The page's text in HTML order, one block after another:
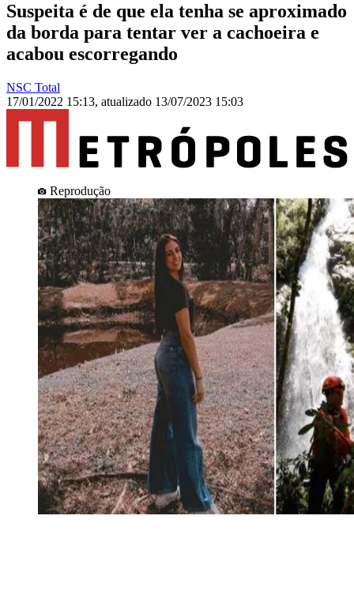
Suspeita é de que ela tenha se aproximado
da borda para tentar ver a cachoeira e
acabou escorregando
NSC Total
17/01/2022 15:13, atualizado 13/07/2023 15:03
Reprodução